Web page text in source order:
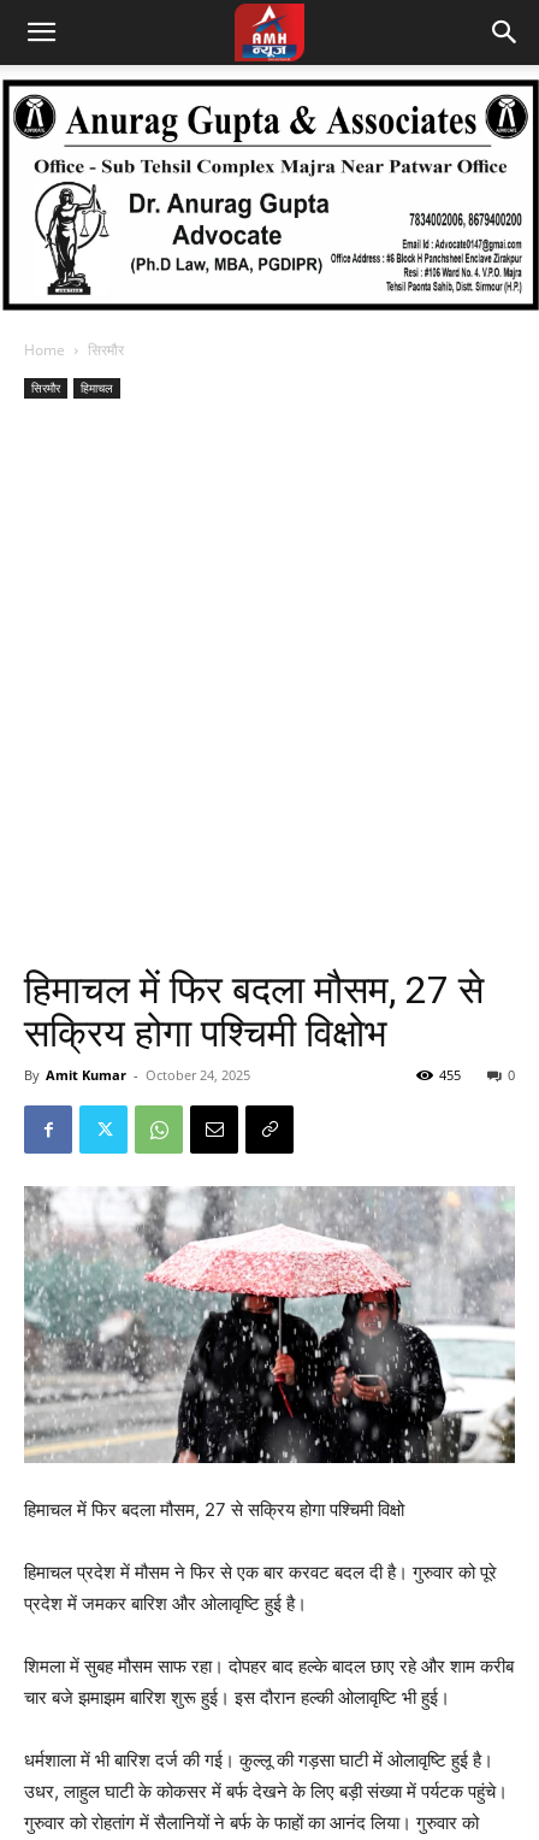
Home सिरमौर
सिरमौर हिमाचल
हिमाचल में फिर बदला मौसम, 27 से
सक्रिय होगा पश्चिमी विक्षोभ
By Amit Kumar - October 24, 2025 0
455
हिमाचल में फिर बदला मौसम, 27 से सक्रिय होगा पश्चिमी विक्षो
हिमाचल प्रदेश में मौसम ने फिर से एक बार करवट बदल दी है। गुरुवार को पूरे
प्रदेश में जमकर बारिश और ओलावृष्टि हुई है।
शिमला में सुबह मौसम साफ रहा। दोपहर बाद हल्के बादल छाए रहे और शाम करीब
चार बजे झमाझम बारिश शुरू हुई। इस दौरान हल्की ओलावृष्टि भी हुई।
धर्मशाला में भी बारिश दर्ज की गई। कुल्लू की गड़सा घाटी में ओलावृष्टि हुई है।
उधर, लाहुल घाटी के कोकसर में बर्फ देखने के लिए बड़ी संख्या में पर्यटक पहुंचे।
गुरुवार को रोहतांग में सैलानियों ने बर्फ के फाहों का आनंद लिया। गुरुवार को